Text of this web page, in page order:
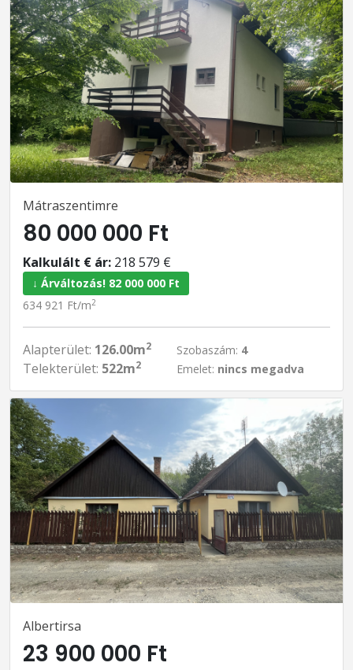
Mátraszentimre
80 000 000 Ft
Kalkulált € ár: 218 579 €
↓ Árváltozás! 82 000 000 Ft
634 921 Ft/m2
Alapterület: 126.00m2
Telekterület: 522m2
Szobaszám: 4
Emelet: nincs megadva
Albertirsa
23 900 000 Ft